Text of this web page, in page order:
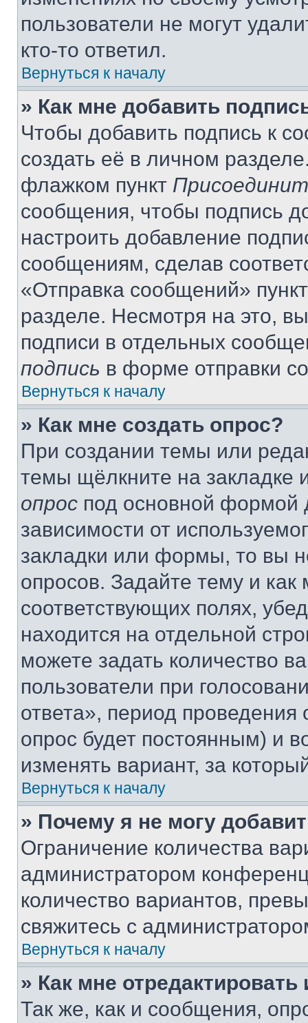
пользователи не могут
кто-то ответил.
Вернуться к началу
» Как мне добавить
Чтобы добавить подпись к
создать её в личном
флажком пункт
сообщения, чтобы подпись
настроить добавление
сообщениям, сделав
«Отправка сообщений»
разделе. Несмотря на это,
подписи в отдельных
подпись в форме отправки
Вернуться к началу
» Как мне создать опрос?
При создании темы или
темы щёлкните на
опрос под основной формой
зависимости от
закладки или формы, то вы
опросов. Задайте тему и
соответствующих полях,
находится на отдельной
можете задать количество
пользователи при
ответа», период проведения
опрос будет постоянным) и
изменять вариант, за
Вернуться к началу
» Почему я не могу
Ограничение количества
администратором
количество вариантов,
свяжитесь с
Вернуться к началу
» Как мне
Так же, как и сообщения,